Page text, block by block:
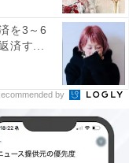
を3～6
済す...
by